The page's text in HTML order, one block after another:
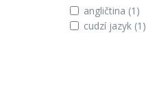
angličtina (1)
cudzí jazyk (1)